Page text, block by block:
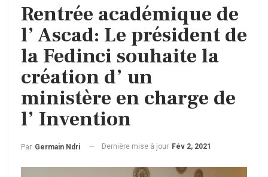
Rentrée académique de
l’ Ascad: Le président de
la Fedinci souhaite la
création d’ un
ministère en charge de
l’ Invention
Par Germain Ndri Dernière mise à jour Fév 2, 2021